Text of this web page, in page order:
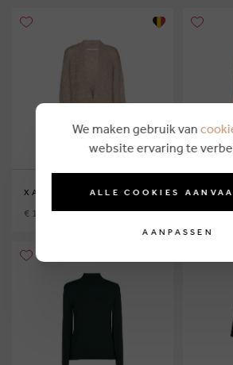
XANDRES
€ 199,00 € 99,00
We maken gebruik van
website ervaring te
ALLE COOKIES
AANPASSEN